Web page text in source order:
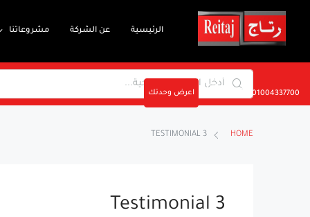
الرئيسية عن الشركة مشروعاتنا
01004337700 اعرض وحدتك
HOME
TESTIMONIAL 3
Testimonial 3